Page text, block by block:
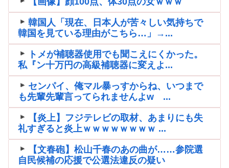
韓国人「現在、日本人が苦々しい気持ちで
韓国を見ている理由がこちら…」→...
トメが補聴器使用でも聞こえにくかった。
私『ン十万円の高級補聴器に変えよ...
センパイ、俺マル暴っすからね、いつまで
も先輩先輩言ってられませんよw ...
【炎上】フジテレビの取材、あまりにも失
礼すぎると炎上ｗｗｗｗｗｗｗｗ ...
【文春砲】松山千春のあの曲が……参院選
自民候補の応援で公選法違反の疑い